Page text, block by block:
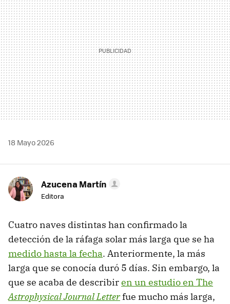
18 Mayo 2026
Azucena Martín
Editora
Cuatro naves distintas han confirmado la
detección de la ráfaga solar más larga que se ha
medido hasta la fecha. Anteriormente, la más
larga que se conocía duró 5 días. Sin embargo, la
que se acaba de describiren un estudio en The
Astrophysical Journal Letterfue mucho más larga,